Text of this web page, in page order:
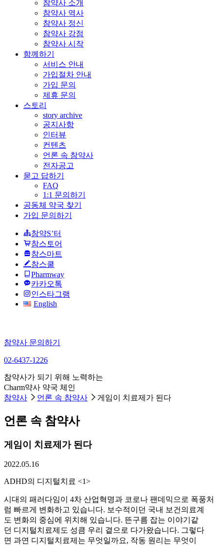
참약사 소개
참약사 역사
참약사 정신
참약사 강점
참약사 시작
함께하기
서비스 안내
가입절차 안내
가입 문의
제휴 문의
스토리
story archive
공지사항
인터뷰
컨텐츠
언론 속 참약사
전자공고
묻고 답하기
FAQ
1:1 문의하기
공동체 약국 찾기
가입 문의하기
참약S’터
참스토어
참스마트
참스쿨
Pharmway
카카오톡
인스타그램
English
참약사 문의하기
02-6437-1226
참약사가 되기 위해 노력하는
Charm약사 약국 체인
참약사
언론 속 참약사 게임이 치료제가 된다
언론 속 참약사
게임이 치료제가 된다
2022.05.16
ADHD의 디지털치료 <1>
시대의 패러다임이 4차 산업혁명과 코로나 팬데믹으로 폭풍처
럼 빠르게 변화하고 있습니다. 보수적이던 국내 보건의료계
도 변화의 중심에 위치해 있습니다. 뜬구름 잡는 이야기같
던 디지털치료제도 성큼 우리 곁으로 다가왔습니다. 그렇다
면 과연 디지털치료제는 무엇일까요, 작동 원리는 무엇이